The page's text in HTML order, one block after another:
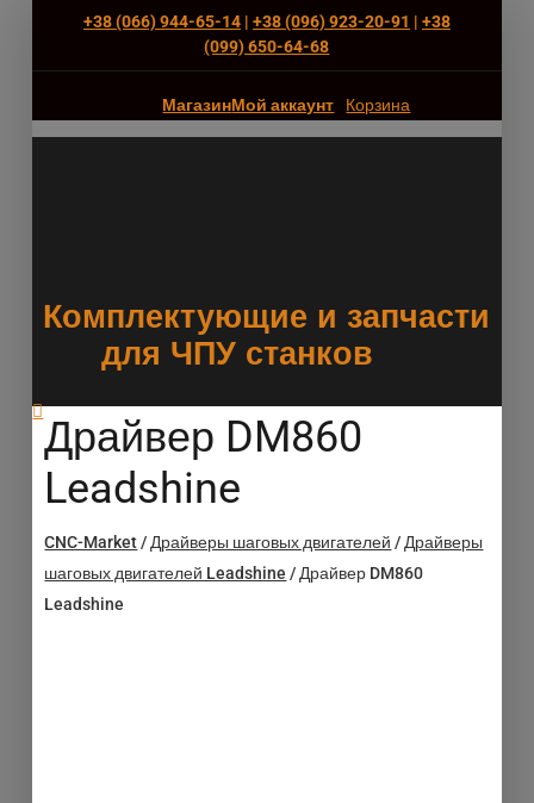
+38 (066) 944-65-14| +38 (096) 923-20-91 | +38
(‎099) 650-64-68
МагазинМой аккаунт Корзина
Комплектующие и запчасти
для ЧПУ станков
Драйвер DM860
Leadshine
CNC-Market/ Драйверы шаговых двигателей / Драйверы
шаговых двигателей Leadshine / Драйвер DM860
Leadshine